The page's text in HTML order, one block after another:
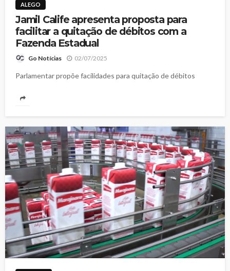
ALEGO
Jamil Calife apresenta proposta para
facilitar a quitação de débitos com a
Fazenda Estadual
Go Notícias 02/07/2025
Parlamentar propõe facilidades para quitação de débitos